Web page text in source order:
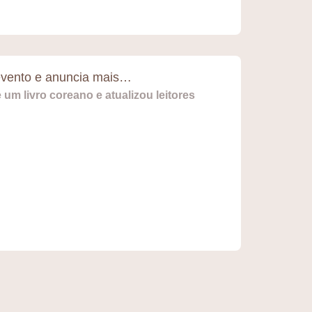
e anuncia mais…
livro coreano e atualizou leitores